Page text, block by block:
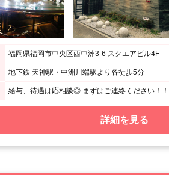
福岡県福岡市中央区西中洲3-6 スクエアビル4F
地下鉄 天神駅・中洲川端駅より各徒歩5分
給与、待遇は応相談◎ まずはご連絡ください！！
詳細を見る